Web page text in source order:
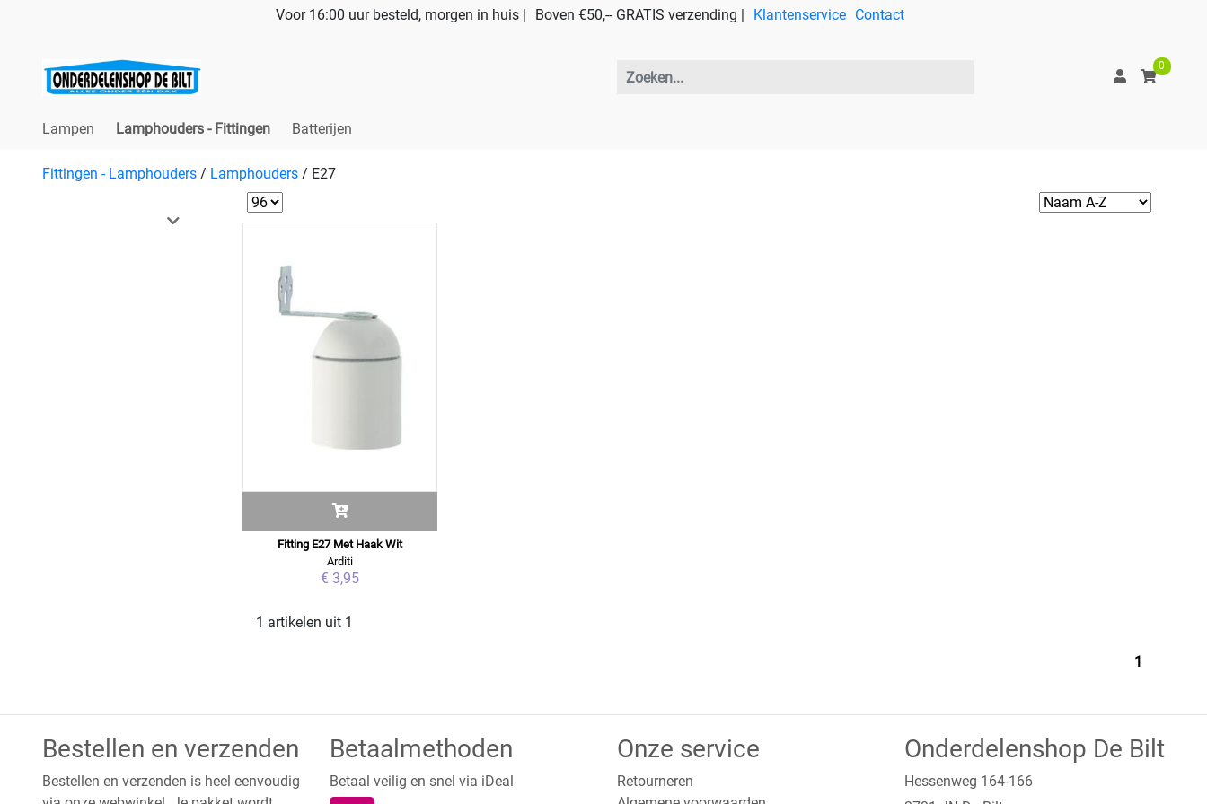
Voor 16:00 uur besteld, morgen in huis | Boven €50,-- GRATIS verzending | Klantenservice Contact
0
Lampen Lamphouders - Fittingen Batterijen
Fittingen - Lamphouders / Lamphouders / E27
Fitting E27 Met Haak Wit
Arditi
€ 3,95
1 artikelen uit 1
1
Bestellen en verzenden
Bestellen en verzenden is heel eenvoudig
Betaalmethoden
Betaal veilig en snel via iDeal
Onze service
Retourneren
Onderdelenshop De Bilt
Hessenweg 164-166